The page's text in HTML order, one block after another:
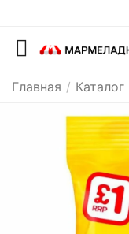
Главная / Каталог